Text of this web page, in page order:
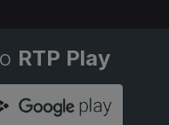
RTP Play